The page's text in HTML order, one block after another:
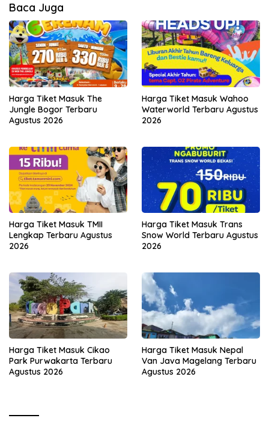
Baca Juga
Harga Tiket Masuk The
Jungle Bogor Terbaru
Agustus 2026
Harga Tiket Masuk Wahoo
Waterworld Terbaru Agustus
2026
Harga Tiket Masuk TMII
Lengkap Terbaru Agustus
2026
Harga Tiket Masuk Trans
Snow World Terbaru Agustus
2026
Harga Tiket Masuk Cikao
Park Purwakarta Terbaru
Agustus 2026
Harga Tiket Masuk Nepal
Van Java Magelang Terbaru
Agustus 2026